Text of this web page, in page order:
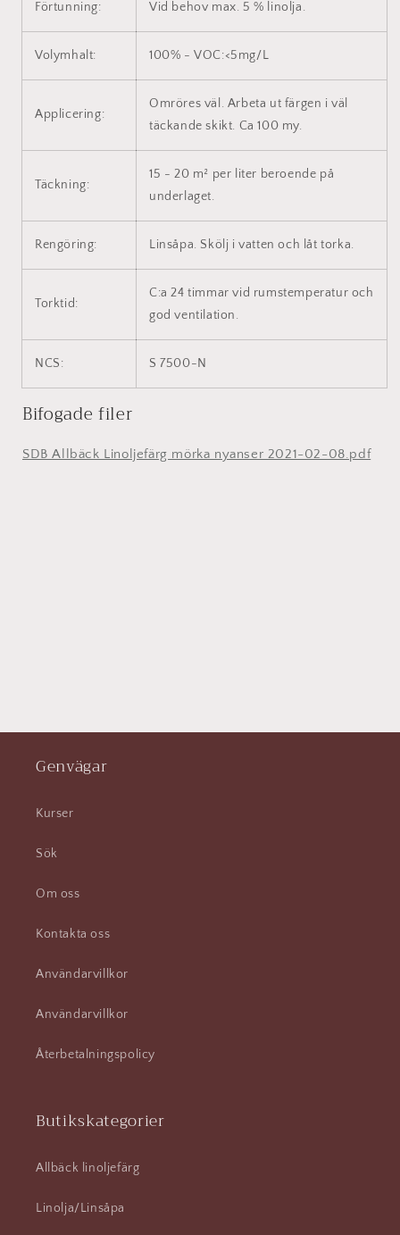
Förtunning: Vid behov max. 5 % linolja.
Volymhalt: 100% - VOC:<5mg/L
Applicering:
Omröres väl. Arbeta ut färgen i väl
täckande skikt. Ca 100 my.
Täckning:
15 - 20 m² per liter beroende på
underlaget.
Rengöring: Linsåpa. Skölj i vatten och låt torka.
Torktid:
C:a 24 timmar vid rumstemperatur och
god ventilation.
NCS: S 7500-N
Bifogade filer
SDB Allbäck Linoljefärg mörka nyanser 2021-02-08.pdf
Genvägar
Kurser
Sök
Om oss
Kontakta oss
Användarvillkor
Användarvillkor
Återbetalningspolicy
Butikskategorier
Allbäck linoljefärg
Linolja/Linsåpa